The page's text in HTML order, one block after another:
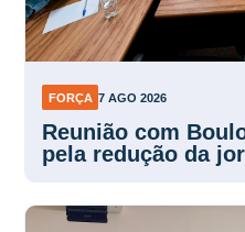
FORÇA 7 AGO 2026
Reunião com
pela redução da